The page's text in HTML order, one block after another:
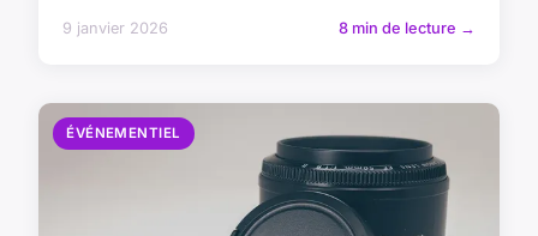
9 janvier 2026 8 min de lecture →
ÉVÉNEMENTIEL